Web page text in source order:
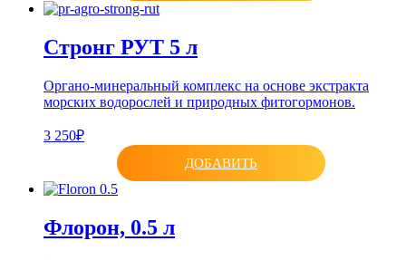
Стронг РУТ 5 л
Органо-минеральный комплекс на основе экстракта
морских водорослей и природных фитогормонов.
3 250₽
ДОБАВИТЬ
Флорон, 0.5 л